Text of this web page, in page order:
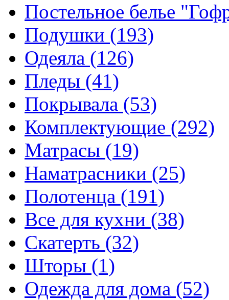
Постельное белье
Подушки (193)
Одеяла (126)
Пледы (41)
Покрывала (53)
Комплектующие (292)
Матрасы (19)
Наматрасники (25)
Полотенца (191)
Все для кухни (38)
Скатерть (32)
Шторы (1)
Одежда для дома (52)